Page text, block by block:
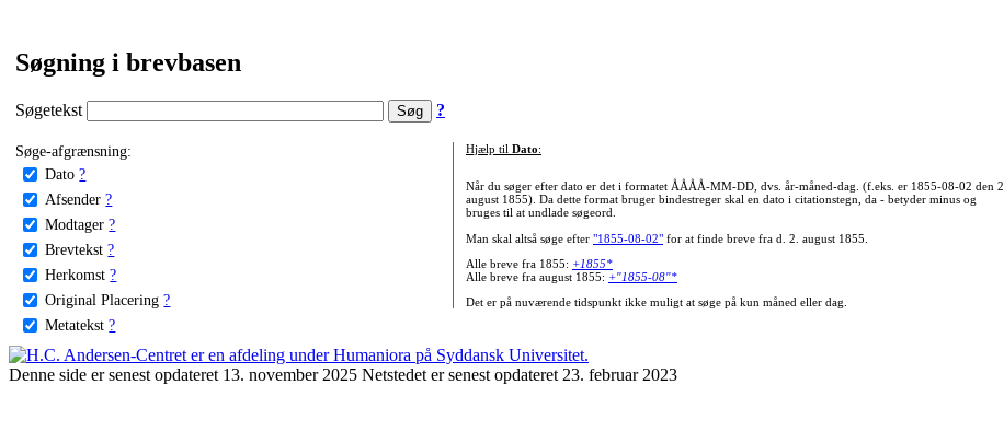
Søgning i brevbasen
Søgetekst ?
Søge-afgrænsning:
Dato ?
Afsender ?
Modtager ?
Brevtekst ?
Herkomst ?
Original Placering ?
Metatekst ?
Hjælp til Dato:
Når du søger efter dato er det i formatet ÅÅÅÅ-MM-DD, dvs. år-måned-dag. (f.eks. er 1855-08-02 den 2.
august 1855). Da dette format bruger bindestreger skal en dato i citationstegn, da - betyder minus og
bruges til at undlade søgeord.
Man skal altså søge efter "1855-08-02"for at finde breve fra d. 2. august 1855.
Alle breve fra 1855: +1855*
Alle breve fra august 1855: +"1855-08"*
Det er på nuværende tidspunkt ikke muligt at søge på kun måned eller dag.
Denne side er senest opdateret 13. november 2025 Netstedet er senest opdateret 23. februar 2023